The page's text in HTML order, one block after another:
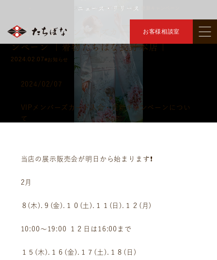
お客様相談室
ニュース・リリース
＞ メンバーズカード入会・更新キャンペーン
【長野市】 メンバーズカード入会・更新キャ
ンペーン ｜着物たちばな長野本店｜
2024.02.07#お知らせ
2024/02/07
VIPメンバーズカード入会・更新キャンペーンについ
て
当店の展示販売会が明日から始まります❗️
2月
８(木).９(金).１０(土).１１(日).１２(月)
10:00〜19:00 １２日は16:00まで
１５(木).１６(金).１７(土).１８(日)